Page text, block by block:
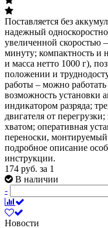
Поставляется без
надежный
увеличенной скоростью
минуту; компактность и
и масса нетто 1000 г),
положении и
работы – можно
возможность установки
индикатором разряда;
двигателя от
хватом; оперативная
переноски,
подробное описание
инструкции.
174 руб. за 1
В наличии
-
Новости